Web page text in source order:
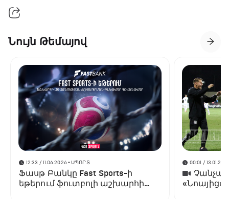
Նույն Թեմայով
12:33 / 11.06.2026• ՍՊՈՐՏ
Ֆասթ Բանկը Fast Sports-ի
եթերում ֆուտբոլի աշխարհի
00:01 /
«Նոայից»